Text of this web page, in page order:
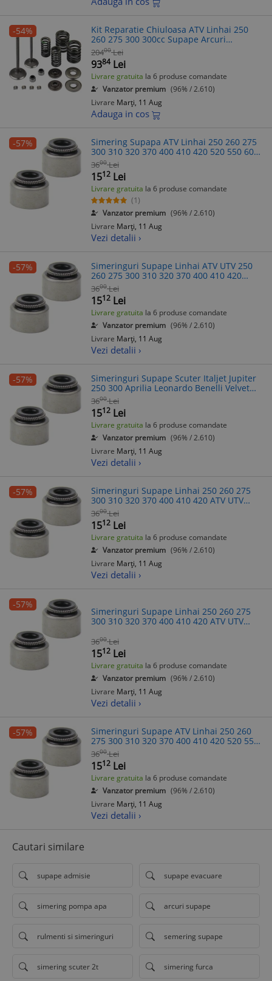
-54%
Kit Reparatie Chiuloasa ATV Linhai 250
260 275 300 300cc Supape Arcuri
Simeringuri Sigurante
20400 Lei
9384 Lei
Livrare gratuita la 6 produse comandate
Vanzator premium (96% / 2.610)
Livrare Marți, 11 Aug
Adauga in cos
-57%
Simering Supapa ATV Linhai 250 260 275
300 310 320 370 400 410 420 520 550 600
V-Twin, Aprilia, Benelli, Italjet, Malaguti,
MBK, Yamaha
3600 Lei
1512 Lei
Livrare gratuita la 6 produse comandate
(1)
Vanzator premium (96% / 2.610)
Livrare Marți, 11 Aug
Vezi detalii ›
-57%
Simeringuri Supape Linhai ATV UTV 250
260 275 300 310 320 370 400 410 420
+Scuter Aprilia Yamaha Benelli Italjet
Malaguti MBK
3600 Lei
1512 Lei
Livrare gratuita la 6 produse comandate
Vanzator premium (96% / 2.610)
Livrare Marți, 11 Aug
Vezi detalii ›
-57%
Simeringuri Supape Scuter Italjet Jupiter
250 300 Aprilia Leonardo Benelli Velvet
Yamaha Majesty X-Max Linhai ATV UTV
250-600cc
3600 Lei
1512 Lei
Livrare gratuita la 6 produse comandate
Vanzator premium (96% / 2.610)
Livrare Marți, 11 Aug
Vezi detalii ›
-57%
Simeringuri Supape Linhai 250 260 275
300 310 320 370 400 410 420 ATV UTV
Scuter Aprilia Benelli Italjet Malaguti MBK
Yamaha
3600 Lei
1512 Lei
Livrare gratuita la 6 produse comandate
Vanzator premium (96% / 2.610)
Livrare Marți, 11 Aug
Vezi detalii ›
-57%
Simeringuri Supape Linhai 250 260 275
300 310 320 370 400 410 420 ATV UTV
Yamaha
3600 Lei
1512 Lei
Livrare gratuita la 6 produse comandate
Vanzator premium (96% / 2.610)
Livrare Marți, 11 Aug
Vezi detalii ›
-57%
Simeringuri Supape ATV Linhai 250 260
275 300 310 320 370 400 410 420 520 550
600 Buyang Aprilia Benelli Italjet Malaguti
MBK Yamaha
3600 Lei
1512 Lei
Livrare gratuita la 6 produse comandate
Vanzator premium (96% / 2.610)
Livrare Marți, 11 Aug
Vezi detalii ›
Cautari similare
supape admisie supape evacuare
simering pompa apa arcuri supape
rulmenti si simeringuri semering supape
simering scuter 2t simering furca